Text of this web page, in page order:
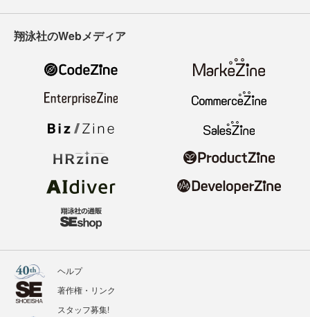
翔泳社のWebメディア
ヘルプ
著作権・リンク
スタッフ募集!